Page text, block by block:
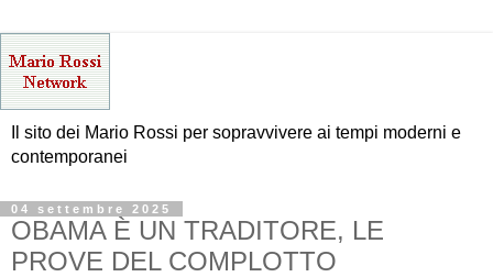
Il sito dei Mario Rossi per sopravvivere ai tempi moderni e
contemporanei
04 settembre 2025
OBAMA È UN TRADITORE, LE
PROVE DEL COMPLOTTO